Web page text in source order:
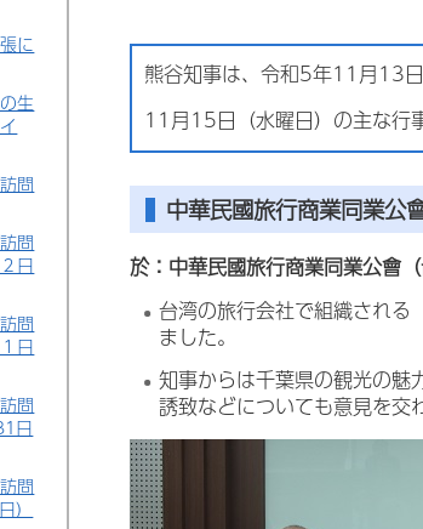
に
生
問
問
日
問
日
問
日
問
熊谷知事は、令和5年11月13
11月15日（水曜日）の主な行
中華民國旅行商業同業公
於：中華民國旅行商業同業公會（
台湾の旅行会社で組織され
ました。
知事からは千葉県の観光の魅
誘致などについても意見を交